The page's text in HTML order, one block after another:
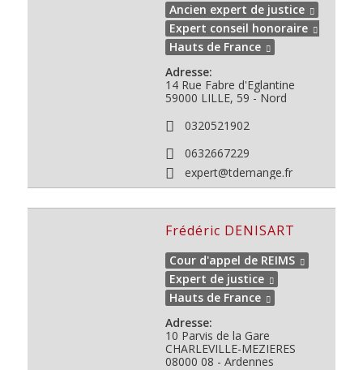
Ancien expert de justice
Expert conseil honoraire
Hauts de France
Adresse:
14 Rue Fabre d'Eglantine
59000 LILLE, 59 - Nord
0320521902
0632667229
expert@tdemange.fr
Frédéric DENISART
Cour d'appel de REIMS
Expert de justice
Hauts de France
Adresse:
10 Parvis de la Gare
CHARLEVILLE-MEZIERES
08000 08 - Ardennes